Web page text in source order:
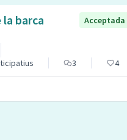
barca
Acceptada
3 4